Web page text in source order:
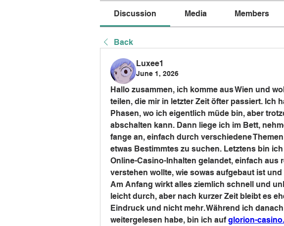
Discussion Media Members
Back
Luxee1
June 1, 2026
Hallo zusammen, ich komme aus Wien und
teilen, die mir in letzter Zeit öfter passiert. Ich
Phasen, wo ich eigentlich müde bin, aber
abschalten kann. Dann liege ich im Bett,
fange an, einfach durch verschiedene
etwas Bestimmtes zu suchen. Letztens bin
Online-Casino-Inhalten gelandet, einfach aus
verstehen wollte, wie sowas aufgebaut ist
Am Anfang wirkt alles ziemlich schnell und
leicht durch, aber nach kurzer Zeit bleibt es
Eindruck und nicht mehr. Während ich
weitergelesen habe, bin ich auf glorion-